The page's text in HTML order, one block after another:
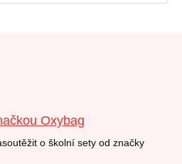
Oxybag
o školní sety od značky